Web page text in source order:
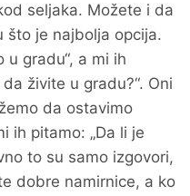
seljaka. Možete i da
što je najbolja opcija.
u gradu“, a mi ih
živite u gradu?“. Oni
da ostavimo
ih pitamo: „Da li je
to su samo izgovori,
dobre namirnice, a ko